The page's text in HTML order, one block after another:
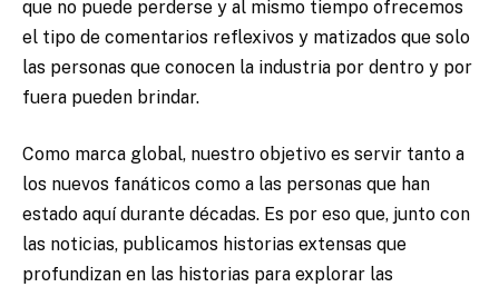
que no puede perderse y al mismo tiempo ofrecemos
el tipo de comentarios reflexivos y matizados que solo
las personas que conocen la industria por dentro y por
fuera pueden brindar.
Como marca global, nuestro objetivo es servir tanto a
los nuevos fanáticos como a las personas que han
estado aquí durante décadas. Es por eso que, junto con
las noticias, publicamos historias extensas que
profundizan en las historias para explorar las